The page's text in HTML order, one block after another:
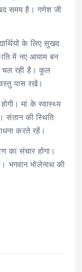
समय है। गणेश जी
के लिए सुखद
में नए आयाम बन
चल रही है। कुल
पास रखें।
मां के स्‍वास्‍थ्‍य
संतान की स्थिति
करते रहें।
का संचार होगा।
भगवान भोलेनाथ की